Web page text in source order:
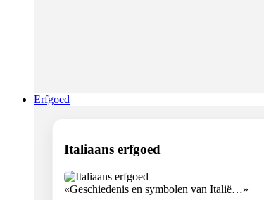
Erfgoed
Italiaans erfgoed
«Geschiedenis en symbolen van Italië…»